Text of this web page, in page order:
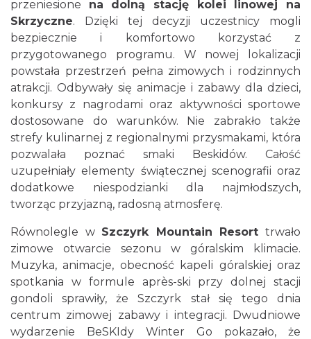
przeniesione na dolną stację kolei linowej na
Skrzyczne. Dzięki tej decyzji uczestnicy mogli
bezpiecznie i komfortowo korzystać z
przygotowanego programu. W nowej lokalizacji
powstała przestrzeń pełna zimowych i rodzinnych
atrakcji. Odbywały się animacje i zabawy dla dzieci,
konkursy z nagrodami oraz aktywności sportowe
dostosowane do warunków. Nie zabrakło także
strefy kulinarnej z regionalnymi przysmakami, która
pozwalała poznać smaki Beskidów. Całość
uzupełniały elementy świątecznej scenografii oraz
dodatkowe niespodzianki dla najmłodszych,
tworząc przyjazną, radosną atmosferę.
Równolegle w Szczyrk Mountain Resort trwało
zimowe otwarcie sezonu w góralskim klimacie.
Muzyka, animacje, obecność kapeli góralskiej oraz
spotkania w formule après-ski przy dolnej stacji
gondoli sprawiły, że Szczyrk stał się tego dnia
centrum zimowej zabawy i integracji. Dwudniowe
wydarzenie BeSKIdy Winter Go pokazało, że